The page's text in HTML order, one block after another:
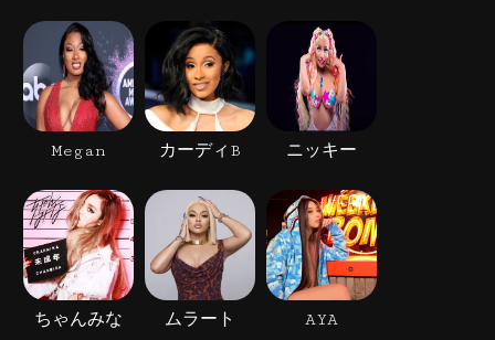
Megan カーディB ニッキー
ちゃんみな ムラート AYA